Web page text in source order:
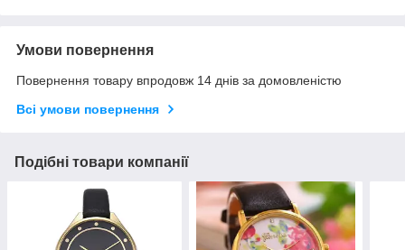
Умови повернення
Повернення товару впродовж 14 днів за домовленістю
Всі умови повернення
Подібні товари компанії